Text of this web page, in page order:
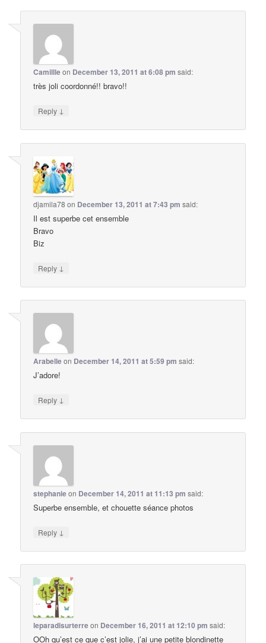
Camillleon December 13, 2011 at 6:08 pm said:
très joli coordonné!! bravo!!
Reply ↓
djamila78 on December 13, 2011 at 7:43 pm said:
Il est superbe cet ensemble
Bravo
Biz
Reply ↓
Arabelleon December 14, 2011 at 5:59 pm said:
J’adore!
Reply ↓
stephanieon December 14, 2011 at 11:13 pm said:
Superbe ensemble, et chouette séance photos
Reply ↓
leparadisurterreon December 16, 2011 at 12:10 pm said:
OOh qu’est ce que c’est jolie, j’ai une petite blondinette